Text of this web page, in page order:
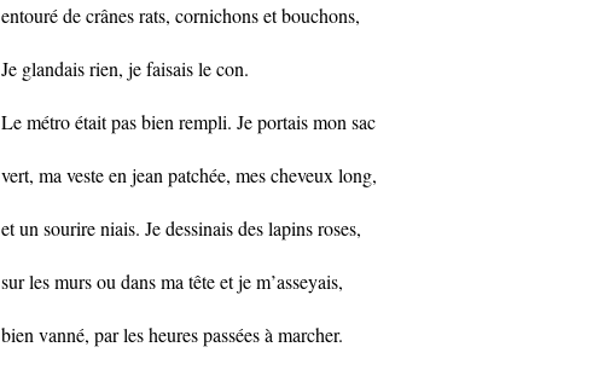
entouré de crânes rats, cornichons et bouchons,
Je glandais rien, je faisais le con.
Le métro était pas bien rempli. Je portais mon sac
vert, ma veste en jean patchée, mes cheveux long,
et un sourire niais. Je dessinais des lapins roses,
sur les murs ou dans ma tête et je m’asseyais,
bien vanné, par les heures passées à marcher.